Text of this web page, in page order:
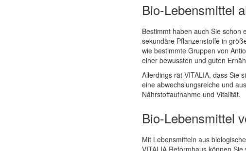
Bio-Lebensmittel
Bestimmt haben auch Sie schon
sekundäre Pflanzenstoffe in
wie bestimmte Gruppen von
einer bewussten und guten
Allerdings rät VITALIA, dass Sie
eine abwechslungsreiche und
Nährstoffaufnahme und Vitalität.
Bio-Lebensmittel
Mit Lebensmitteln aus
VITALIA Reformhaus können